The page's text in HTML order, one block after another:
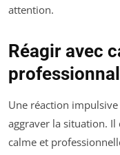
attention.
Réagir avec
Une réaction impulsive
aggraver la situation.
calme et